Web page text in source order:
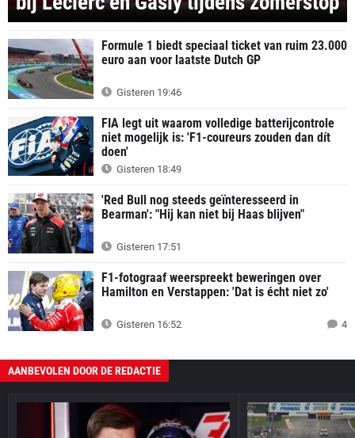
Formule 1 biedt speciaal ticket van ruim 23.000
euro aan voor laatste Dutch GP
Gisteren 19:46
FIA legt uit waarom volledige batterijcontrole
niet mogelijk is: 'F1-coureurs zouden dan dít
doen'
Gisteren 18:49
'Red Bull nog steeds geïnteresseerd in
Bearman': "Hij kan niet bij Haas blijven"
Gisteren 17:51
F1-fotograaf weerspreekt beweringen over
Hamilton en Verstappen: 'Dat is écht niet zo'
Gisteren 16:52 4
AANBEVOLEN DOOR DE REDACTIE